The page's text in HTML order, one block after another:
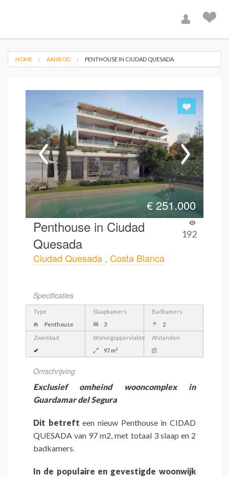
HOME AANBOD PENTHOUSE IN CIUDAD QUESADA
€ 251.000
Penthouse in Ciudad
Quesada
192
Ciudad Quesada , Costa Blanca
Specificaties
Type
Penthouse
Slaapkamers
3
Badkamers
2
Zwembad
Woningoppervlakte
97 m2
Afstanden
Omschrijving
Exclusief omheind wooncomplex in
Guardamar del Segura
Dit betreft een nieuw Penthouse in CIDAD
QUESADA van 97 m2, met totaal 3 slaap en 2
badkamers.
In de populaire en gevestigde woonwijk